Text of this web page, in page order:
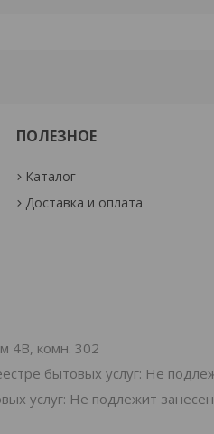
ПОЛЕЗНОЕ
Каталог
Доставка и оплата
4В, комн. 302
бытовых услуг: Не
услуг: Не подлежит